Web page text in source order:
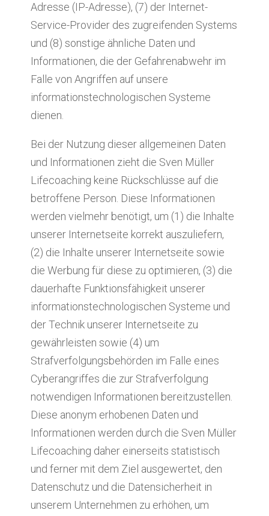
Adresse (IP-Adresse), (7) der Internet-
Service-Provider des zugreifenden Systems
und (8) sonstige ähnliche Daten und
Informationen, die der Gefahrenabwehr im
Falle von Angriffen auf unsere
informationstechnologischen Systeme
dienen.
Bei der Nutzung dieser allgemeinen Daten
und Informationen zieht die Sven Müller
Lifecoaching keine Rückschlüsse auf die
betroffene Person. Diese Informationen
werden vielmehr benötigt, um (1) die Inhalte
unserer Internetseite korrekt auszuliefern,
(2) die Inhalte unserer Internetseite sowie
die Werbung für diese zu optimieren, (3) die
dauerhafte Funktionsfähigkeit unserer
informationstechnologischen Systeme und
der Technik unserer Internetseite zu
gewährleisten sowie (4) um
Strafverfolgungsbehörden im Falle eines
Cyberangriffes die zur Strafverfolgung
notwendigen Informationen bereitzustellen.
Diese anonym erhobenen Daten und
Informationen werden durch die Sven Müller
Lifecoaching daher einerseits statistisch
und ferner mit dem Ziel ausgewertet, den
Datenschutz und die Datensicherheit in
unserem Unternehmen zu erhöhen, um